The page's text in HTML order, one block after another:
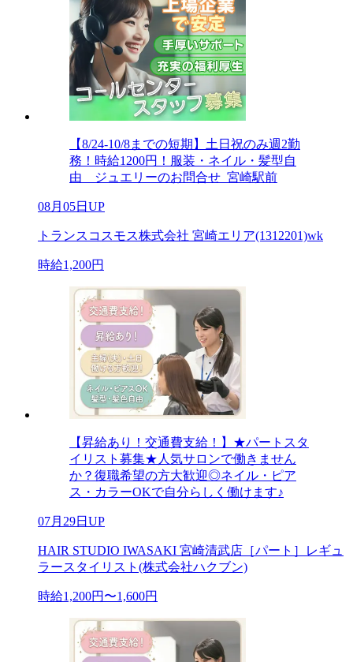
【8/24-10/8までの短期】土日祝のみ週2勤
務！時給1200円！服装・ネイル・髪型自
由 ジュエリーのお問合せ_宮崎駅前
08月05日UP
トランスコスモス株式会社 宮崎エリア(1312201)wk
時給1,200円
【昇給あり！交通費支給！】★パートスタ
イリスト募集★人気サロンで働きません
か？復職希望の方大歓迎◎ネイル・ピア
ス・カラーOKで自分らしく働けます♪
07月29日UP
HAIR STUDIO IWASAKI 宮崎清武店［パート］レギュ
ラースタイリスト(株式会社ハクブン)
時給1,200円〜1,600円